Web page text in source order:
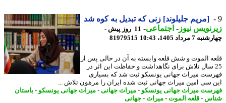
[مریم جلیلوند] زنی که تبدیل به کوه شد
نیوز-اجتماعی-
11 روز پیش -
مرداد 1405، 10:43
81979515
الموت و شش قلعه وابسته به آن در حالی پس از
سال تلاش برای نگاهداشت و حفاظت این اثر در
میراث جهانی یونسکو ثبت شد که بسیاری
سی امین میراث جهانی ثبت شده ایران را مرهون تلاش ...
میراث جهانی یونسکو-میراث جهانی-میراث جهانی یونسکو-باستان
-قلعه الموت-میراث- جهانی